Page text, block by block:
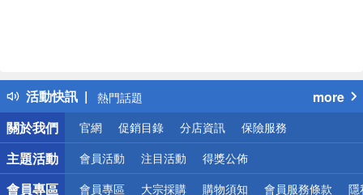
活動快訊
得獎公告
熱門話題
銀行優惠
偏遠地區配送
詐騙網頁！請小心！
more
關於我們
官網 促銷目錄 分店資訊 保險服務
主題活動 會員活動 注目活動 得獎公佈
會員專區 會員專區 大宗採購 購物須知 會員服務條款 隱